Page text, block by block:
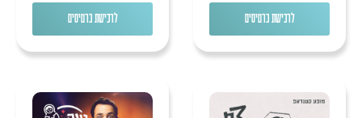
לרכישת כרטיסים לרכישת כרטיסים